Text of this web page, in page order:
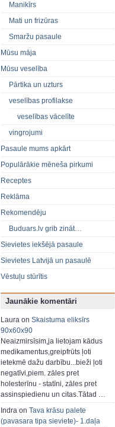
Manikīrs
Mati un frizūras
Smaržu pasaule
Mūsu māja
Mūsu veselība
Pārtika un uzturs
veselības profilakse
veselības vācelīte
vingrojumi
Pasaule mums apkārt
Populārākie mēneša pirkumi
Receptes
Reklāma
Rekomendēju
Buduars.lv grib zināt…
Sievietes iekšējā pasaule
Sievietes Latvijā un pasaulē
Vēstuļu stūrītis
Jaunākie komentāri
Laura on Skaistuma eliksīrs
90x60x90
Neaizmirsīsim,ja lietojam kādus
medikamentus,greipfrūts ļoti
ietekmē dažu darbību...bieži ļoti
negatīvi,piem. zāles pret
holesterīnu - statīni, zāles pret
assinspiedienu un citas.Tātad …
Indra on Tava krāsu palete
(pavasara tipa sieviete)- 1.daļa